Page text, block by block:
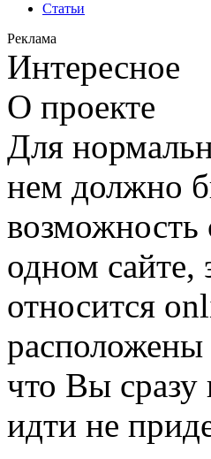
Статьи
Реклама
Интересное
О проекте
Для
нем должно
возможность
одном сайте,
относится
расположены
что Вы сразу
идти не